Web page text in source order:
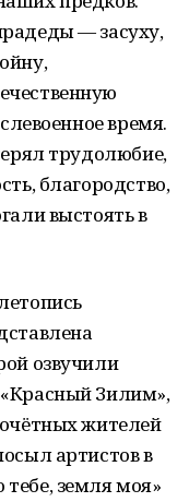
— засуху,
время.
трудолюбие,
благородство,
выстоять в
озвучили
Зилим»,
жителей
артистов в
земля моя»